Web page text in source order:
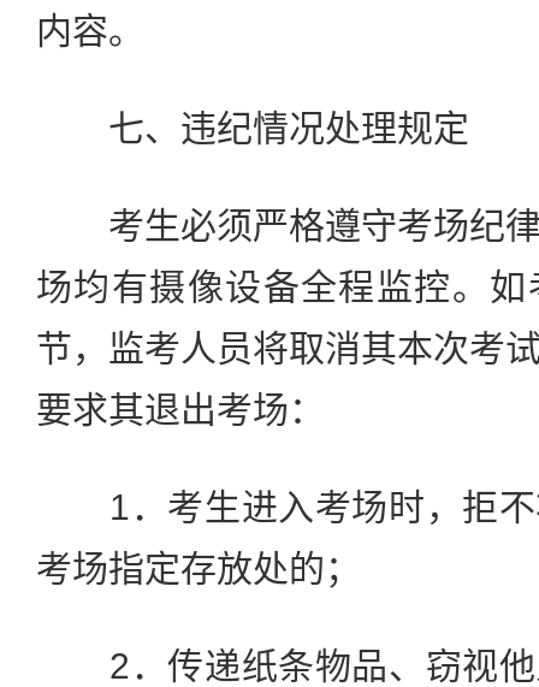
内容。
七、违纪情况处理规定
考生必须严格遵守考场纪律
场均有摄像设备全程监控。
节，监考人员将取消其本次考
要求其退出考场：
1．考生进入考场时，拒不
考场指定存放处的；
2．传递纸条物品、窃视他